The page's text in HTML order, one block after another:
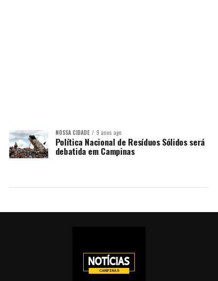
NOSSA CIDADE 9 anos ago
Política Nacional de Resíduos Sólidos será
debatida em Campinas